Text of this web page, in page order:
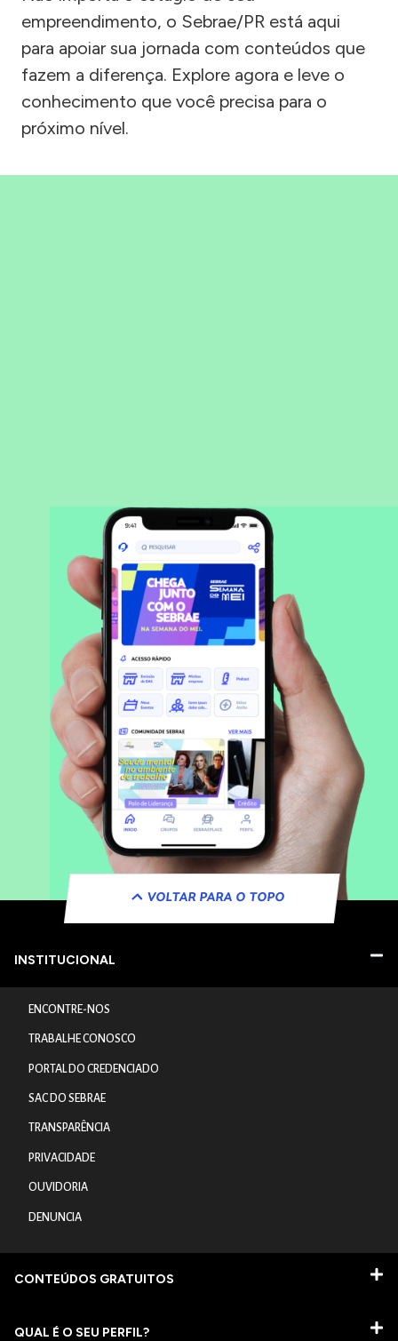
empreendimento, o Sebrae/PR está aqui
para apoiar sua jornada com conteúdos que
fazem a diferença. Explore agora e leve o
conhecimento que você precisa para o
próximo nível.
VOLTAR PARA O TOPO
INSTITUCIONAL
ENCONTRE-NOS
TRABALHE CONOSCO
PORTAL DO CREDENCIADO
SAC DO SEBRAE
TRANSPARÊNCIA
PRIVACIDADE
OUVIDORIA
DENUNCIA
CONTEÚDOS GRATUITOS
QUAL É O SEU PERFIL?